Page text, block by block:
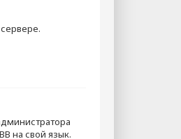
на свой язык.